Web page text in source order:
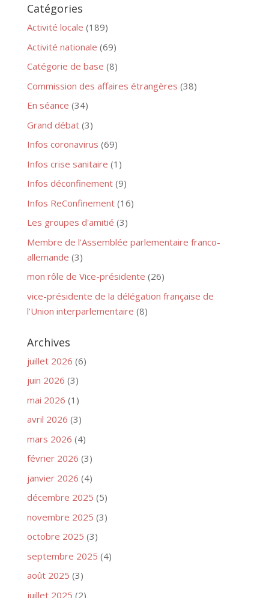
Catégories
Activité locale (189)
Activité nationale (69)
Catégorie de base (8)
Commission des affaires étrangères (38)
En séance (34)
Grand débat(3)
Infos coronavirus (69)
Infos crise sanitaire (1)
Infos déconfinement(9)
Infos ReConfinement(16)
Les groupes d'amitié (3)
Membre de l'Assemblée parlementaire franco-
allemande (3)
mon rôle de Vice-présidente (26)
vice-présidente de la délégation française de
l’Union interparlementaire (8)
Archives
juillet 2026 (6)
juin 2026 (3)
mai 2026 (1)
avril 2026 (3)
mars 2026 (4)
février 2026 (3)
janvier 2026 (4)
décembre 2025 (5)
novembre 2025 (3)
octobre 2025 (3)
septembre 2025 (4)
août 2025 (3)
juillet 2025 (2)